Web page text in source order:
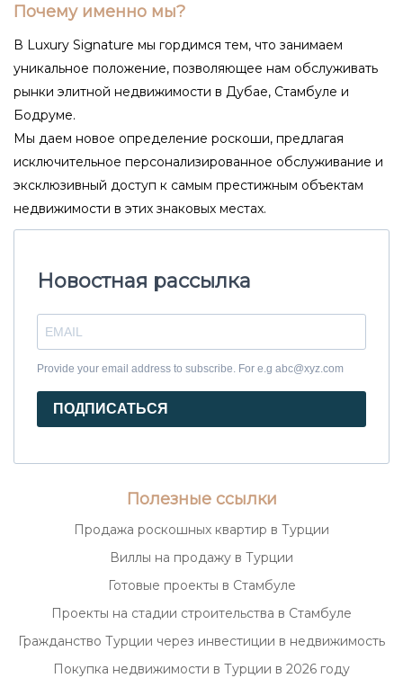
Почему именно мы?
В Luxury Signature мы гордимся тем, что занимаем
уникальное положение, позволяющее нам обслуживать
рынки элитной недвижимости в Дубае, Стамбуле и
Бодруме.
Мы даем новое определение роскоши, предлагая
исключительное персонализированное обслуживание и
эксклюзивный доступ к самым престижным объектам
недвижимости в этих знаковых местах.
Новостная рассылка
Provide your email address to subscribe. For e.g abc@xyz.com
ПОДПИСАТЬСЯ
Полезные ссылки
Продажа роскошных квартир в Турции
Виллы на продажу в Турции
Готовые проекты в Стамбуле
Проекты на стадии строительства в Стамбуле
Гражданство Турции через инвестиции в недвижимость
Покупка недвижимости в Турции в 2026 году